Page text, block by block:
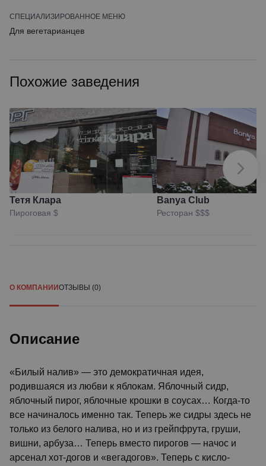
СПЕЦИАЛИЗИРОВАННОЕ МЕНЮ
Для вегетарианцев
Похожие заведения
Тетя Клара
Пироговая $
Banya Club
Ресторан $$$
О КОМПАНИИОТЗЫВЫ (0)
Описание
«Билый налив» — это демократичная идея,
родившаяся из любви к яблокам. Яблочный сидр,
яблочный пирог, яблочные крошки в соусах… Когда-то
все начиналось именно так. Теперь же сидры здесь не
только из белого налива, но и из грейпфрута, груши,
вишни, арбуза… Теперь вместо пирогов — начос и
арсенал хот-догов и «вегадогов». Теперь с кисло-